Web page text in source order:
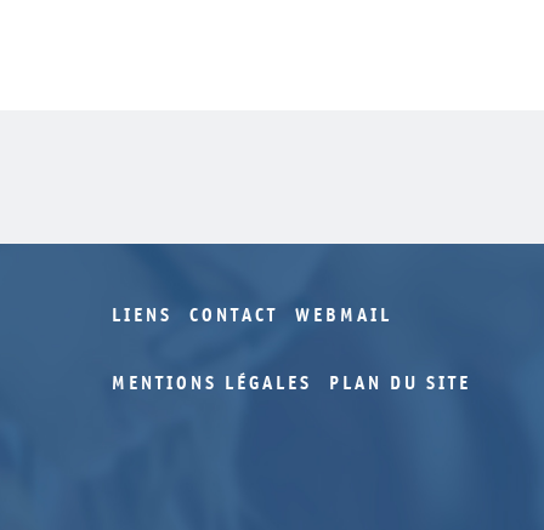
LIENS CONTACT WEBMAIL
MENTIONS LÉGALES PLAN DU SITE